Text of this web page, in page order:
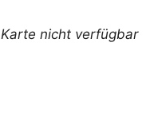
Karte nicht verfügbar